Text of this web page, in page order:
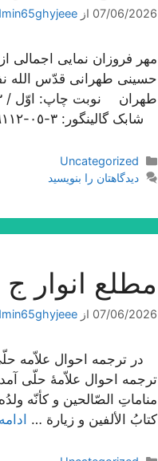
07/06/2026 از
مهر فروزان نمایی
حسینی طهرانی قدّس
شابک گالینگور: ٣-٠٥-٦١١٢-٦٠٠-٩٧٨ شابک …
دسته‌ها
Uncategorized
دیدگاهتان را بنویسید
مطلع انوار ج 5
07/06/2026 از
ترجمه احوال علاّمۀ حلّی
مناماتِ الصّالحین و کأنّه
کتابُ الألفین و زیارة … ادامه